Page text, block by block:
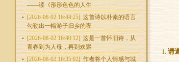
——读《形形色色的人生
[2026-08-02 16:44:25] 这首诗以朴素的语言
勾勒出一幅游子归乡的夜
[2026-08-02 16:40:12] 这是一首怀旧诗，从
青春到为人母，再到欢聚
[2026-08-02 16:35:02] 作者将个人情感与城
请